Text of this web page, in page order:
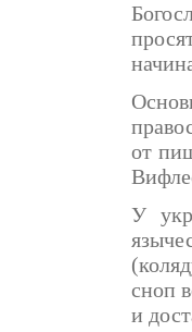
от
У
сноп
и